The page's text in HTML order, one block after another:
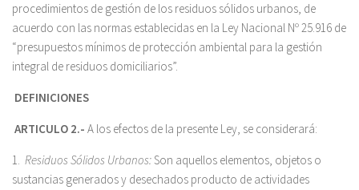
procedimientos de gestión de los residuos sólidos urbanos, de
acuerdo con las normas establecidas en la Ley Nacional Nº 25.916 de
“presupuestos mínimos de protección ambiental para la gestión
integral de residuos domiciliarios”.
DEFINICIONES
ARTICULO 2.- A los efectos de la presente Ley, se considerará:
1. Residuos Sólidos Urbanos:Son aquellos elementos, objetos o
sustancias generados y desechados producto de actividades